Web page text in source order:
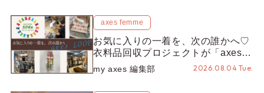
axes femme
お気に入りの一着を、次の誰かへ♡
衣料品回収プロジェクトが「axes
LOOP」にアップデート！活用する
とポイントが手に入る◎
my axes 編集部 2026.08.04 Tue.